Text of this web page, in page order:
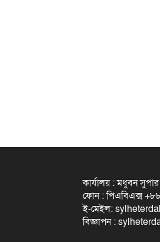
কার্যালয় : মধুবন
ফোন : পিএবিএক্স
ই-মেইল:
বিজ্ঞাপন :